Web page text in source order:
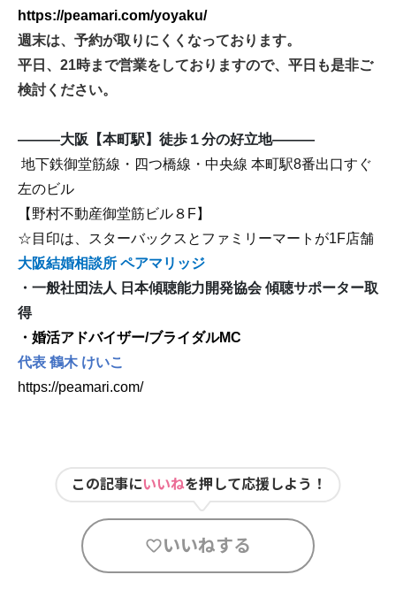
https://peamari.com/yoyaku/
週末は、予約が取りにくくなっております。
平日、 21時まで営業をしておりますので、平日も是非ご
検討ください。
―――大阪【本町駅】徒歩１分の好立地―――
地下鉄御堂筋線・四つ橋線・中央線 本町駅8番出口すぐ
左のビル
【野村不動産御堂筋ビル８ F】
☆ 目印は、スターバックスとファミリーマートが1F店舗
大阪結婚相談所 ペアマリッジ
・一般社団法人 日本傾聴能力開発協会 傾聴サポーター取
得
・婚活アドバイザー/ブライダルMC
代表 鶴木 けいこ
https://peamari.com/
この記事にいいねを押して応援しよう！
いいねする